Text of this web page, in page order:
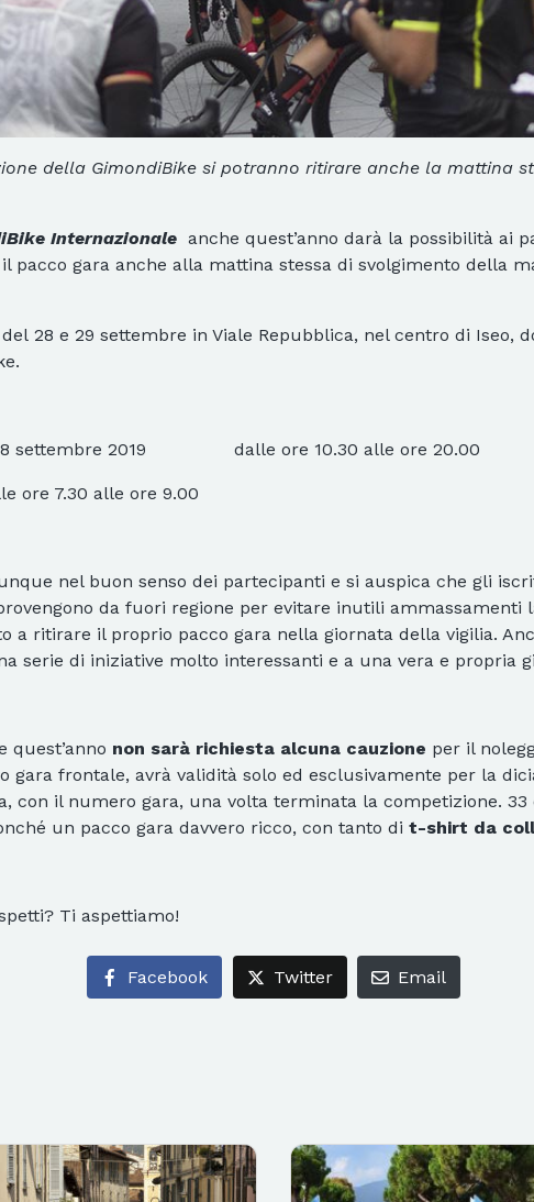
della GimondiBike si potranno ritirare anche la mattina
Internazionale anche quest’anno darà la possibilità ai
pacco gara anche alla mattina stessa di svolgimento della
28 e 29 settembre in Viale Repubblica, nel centro di Iseo,
2019 dalle ore 10.30 alle ore 20.00
7.30 alle ore 9.00
nel buon senso dei partecipanti e si auspica che gli
da fuori regione per evitare inutili ammassamenti
a ritirare il proprio pacco gara nella giornata della vigilia.
serie di iniziative molto interessanti e a una vera e propria
non sarà richiesta alcuna cauzione per il
gara frontale, avrà validità solo ed esclusivamente per la
con il numero gara, una volta terminata la competizione. 33
un pacco gara davvero ricco, con tanto di t-shirt da
Ti aspettiamo!
Facebook Twitter Email